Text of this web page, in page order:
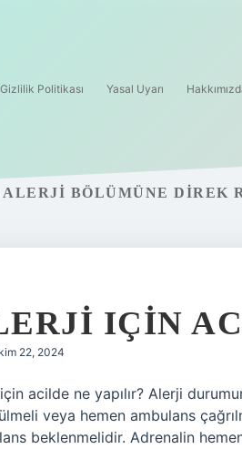
Gizlilik Politikası Yasal Uyarı
ALERJI BÖLÜMÜNE DIREK
IÇIN
22, 2024
acilde ne yapılır? Alerji
veya hemen ambulans
beklenmelidir. Adrenalin